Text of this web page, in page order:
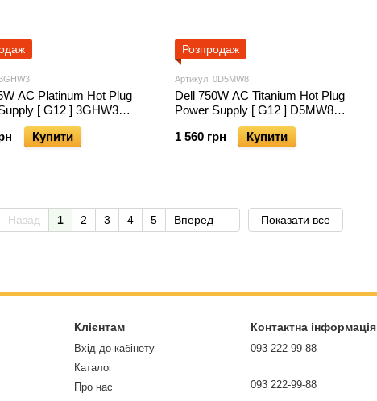
AC Platinum Hot Plug
[ G12 ] 3GHW3
Купити
Розпродаж
Артикул: 0D5MW8
Dell 750W AC Titanium Hot Plug
Power Supply [ G12 ] D5MW8
1 560 грн
Купити
Назад 1 2 3 4 5 Вперед Показати все
Клієнтам
Вхід до кабінету
Каталог
Про нас
Контактна інформація
093 222-99-88
093 222-99-88